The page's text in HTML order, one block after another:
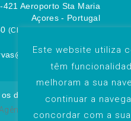
421 Aeroporto Sta Maria
Açores - Portugal
(Chamada para a rede fixa
santamaria.pt
direitos reservados. | By:
Este website utiliza
têm
melhoram a sua
continuar a
concordar com a